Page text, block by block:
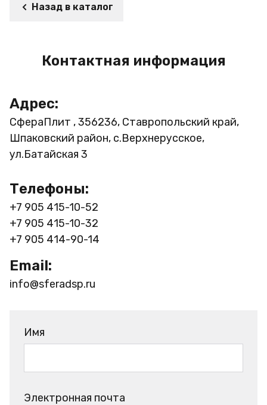
Назад в каталог
Контактная информация
Адрес:
СфераПлит , 356236, Ставропольский край,
Шпаковский район, с.Верхнерусское,
ул.Батайская 3
Телефоны:
+7 905 415-10-52
+7 905 415-10-32
+7 905 414-90-14
Email:
info@sferadsp.ru
Имя
Электронная почта